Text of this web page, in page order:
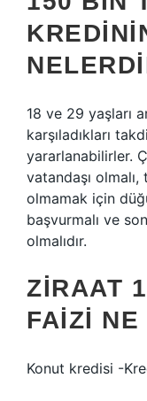
18 ve 29 yaşları
karşıladıkları
yararlanabilirler.
vatandaşı
olmamak için
başvurmalı ve
olmalıdır.
ZIRAAT
FAIZI
Konut kredisi -